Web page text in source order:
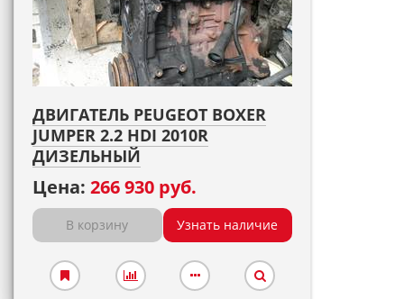
ДВИГАТЕЛЬ PEUGEOT BOXER
JUMPER 2.2 HDI 2010R
ДИЗЕЛЬНЫЙ
Цена: 266 930 руб.
В корзину Узнать наличие